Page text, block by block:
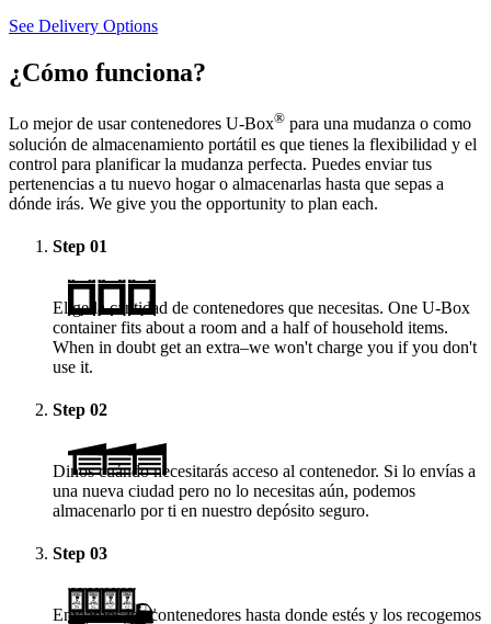
See Delivery Options
¿Cómo funciona?
Lo mejor de usar contenedores U-Box® para una mudanza o como
solución de almacenamiento portátil es que tienes la flexibilidad y el
control para planificar la mudanza perfecta. Puedes enviar tus
pertenencias a tu nuevo hogar o almacenarlas hasta que sepas a
dónde irás. We give you the opportunity to plan each.
Step 01
Elige la cantidad de contenedores que necesitas. One U-Box
container fits about a room and a half of household items.
When in doubt get an extra–we won't charge you if you don't
use it.
Step 02
Dinos cuándo necesitarás acceso al contenedor. Si lo envías a
una nueva ciudad pero no lo necesitas aún, podemos
almacenarlo por ti en nuestro depósito seguro.
Step 03
Enviamos los contenedores hasta donde estés y los recogemos